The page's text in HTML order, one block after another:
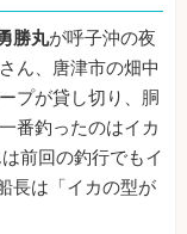
勝丸が呼子沖の夜
ん、唐津市の畑中
プが貸し切り、胴
番釣ったのはイカ
前回の釣行でもイ
長は「イカの型が